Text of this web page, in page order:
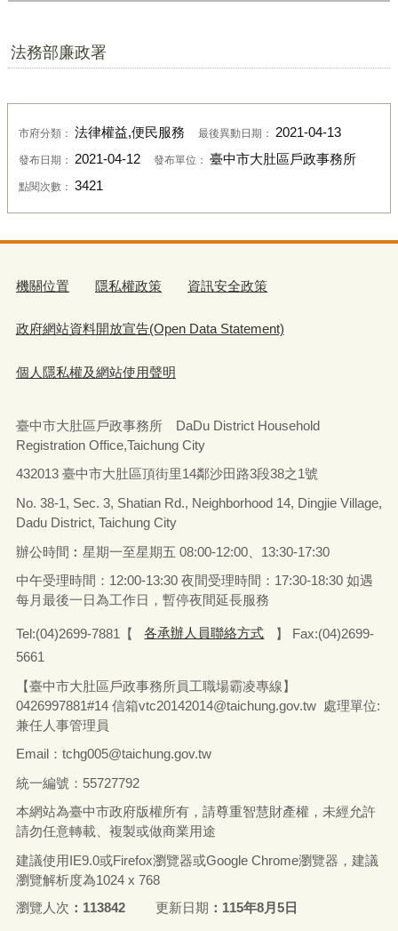
法務部廉政署
市府分類： 法律權益,便民服務 最後異動日期： 2021-04-13
發布日期： 2021-04-12 發布單位： 臺中市大肚區戶政事務所
點閱次數： 3421
機關位置 隱私權政策 資訊安全政策
政府網站資料開放宣告(Open Data Statement)
個人隱私權及網站使用聲明
臺中市大肚區戶政事務所 DaDu District Household
Registration Office,Taichung City
432013 臺中市大肚區頂街里14鄰沙田路3段38之1號
No. 38-1, Sec. 3, Shatian Rd., Neighborhood 14, Dingjie Village,
Dadu District, Taichung City
辦公時間︰星期一至星期五 08:00-12:00、13:30-17:30
中午受理時間：12:00-13:30 夜間受理時間：17:30-18:30 如遇
每月最後一日為工作日，暫停夜間延長服務
Tel:(04)2699-7881【 各承辦人員聯絡方式
】 Fax:(04)2699-
5661
【臺中市大肚區戶政事務所員工職場霸凌專線】
0426997881#14 信箱vtc20142014@taichung.gov.tw 處理單位:
兼任人事管理員
Email：tchg005@taichung.gov.tw
統一編號：55727792
本網站為臺中市政府版權所有，請尊重智慧財產權，未經允許
請勿任意轉載、複製或做商業用途
建議使用IE9.0或Firefox瀏覽器或Google Chrome瀏覽器，建議
瀏覽解析度為1024 x 768
瀏覽人次
113842 更新日期 115年8月5日